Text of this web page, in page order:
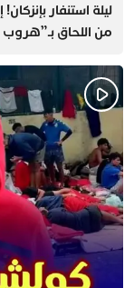
​ليلة استنفار
من اللحاق